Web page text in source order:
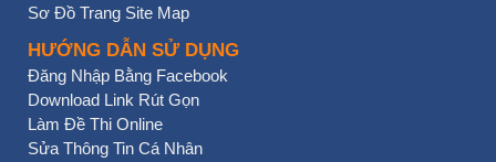
Sơ Đồ Trang Site Map
HƯỚNG DẪN SỬ DỤNG
Đăng Nhập Bằng Facebook
Download Link Rút Gọn
Làm Đề Thi Online
Sửa Thông Tin Cá Nhân